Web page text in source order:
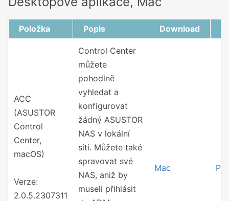
Položka Popis Download
ACC
(ASUSTOR
Control
Center,
macOS)
Verze:
2.0.5.2307311
Control Center
můžete
pohodlně
vyhledat a
konfigurovat
žádný ASUSTOR
NAS v lokální
síti. Můžete také
spravovat své
NAS, aniž by
museli přihlásit
Mac